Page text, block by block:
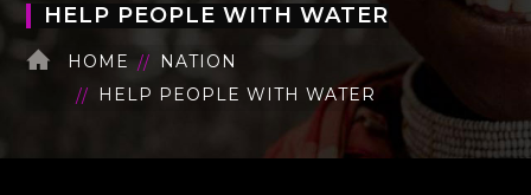
HELP PEOPLE WITH WATER
HOME
NATION
HELP PEOPLE WITH WATER